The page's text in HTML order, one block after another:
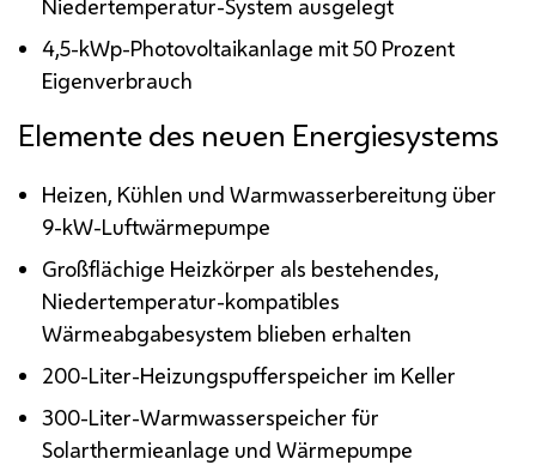
Niedertemperatur-System ausgelegt
4,5-kWp-Photovoltaikanlage mit 50 Prozent
Eigenverbrauch
Elemente des neuen Energiesystems
Heizen, Kühlen und Warmwasserbereitung über
9-kW-Luftwärmepumpe
Großflächige Heizkörper als bestehendes,
Niedertemperatur-kompatibles
Wärmeabgabesystem blieben erhalten
200-Liter-Heizungspufferspeicher im Keller
300-Liter-Warmwasserspeicher für
Solarthermieanlage und Wärmepumpe